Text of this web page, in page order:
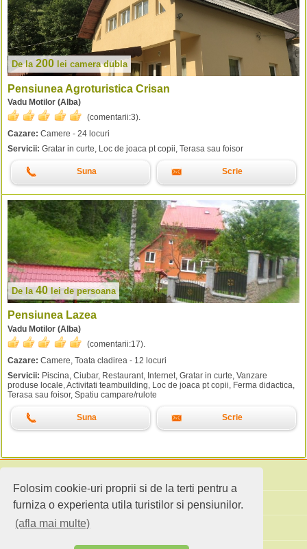
Folosim cookie-uri proprii si de la terti pentru a
furniza o experienta utila turistilor si pensiunilor.
(afla mai multe)
De la 200 lei camera dubla
Pensiunea Agroturistica Crisan
Vadu Motilor (Alba)
(comentarii:3).
Cazare: Camere - 24 locuri
Servicii: Gratar in curte, Loc de joaca pt copii, Terasa sau foisor
Suna Scrie
De la 40leide persoana
Pensiunea Lazea
Vadu Motilor (Alba)
(comentarii:17).
Cazare: Camere, Toata cladirea - 12 locuri
Servicii: Piscina, Ciubar, Restaurant, Internet, Gratar in curte, Vanzare
produse locale, Activitati teambuilding, Loc de joaca pt copii, Ferma didactica,
Terasa sau foisor, Spatiu campare/rulote
Suna Scrie
Cauta pensiuni